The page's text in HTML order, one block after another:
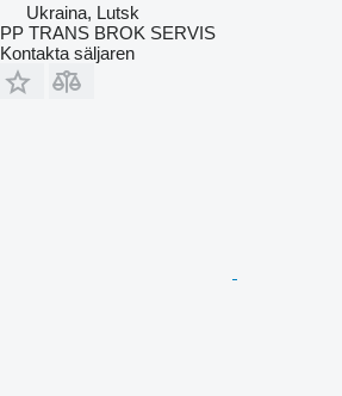
Ukraina, Lutsk
PP TRANS BROK SERVIS
Kontakta säljaren